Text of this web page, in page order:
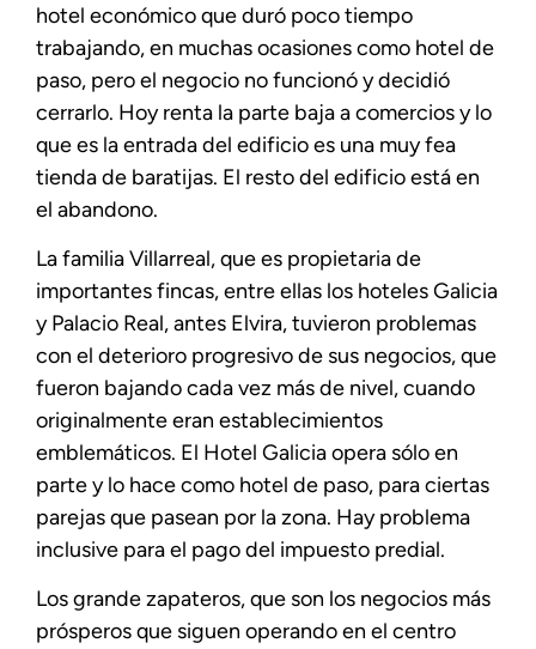
hotel económico que duró poco tiempo
trabajando, en muchas ocasiones como hotel de
paso, pero el negocio no funcionó y decidió
cerrarlo. Hoy renta la parte baja a comercios y lo
que es la entrada del edificio es una muy fea
tienda de baratijas. El resto del edificio está en
el abandono.
La familia Villarreal, que es propietaria de
importantes fincas, entre ellas los hoteles Galicia
y Palacio Real, antes Elvira, tuvieron problemas
con el deterioro progresivo de sus negocios, que
fueron bajando cada vez más de nivel, cuando
originalmente eran establecimientos
emblemáticos. El Hotel Galicia opera sólo en
parte y lo hace como hotel de paso, para ciertas
parejas que pasean por la zona. Hay problema
inclusive para el pago del impuesto predial.
Los grande zapateros, que son los negocios más
prósperos que siguen operando en el centro